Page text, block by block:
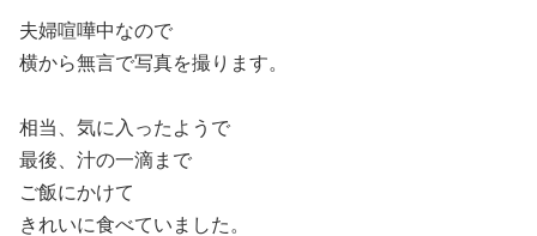
夫婦喧嘩中なので
横から無言で写真を撮ります。
相当、気に入ったようで
最後、汁の一滴まで
ご飯にかけて
きれいに食べていました。